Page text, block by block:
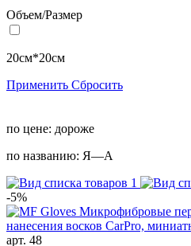
Объем/Размер
20см*20см
Применить Сбросить
по цене: дороже
по названию: Я—А
-5%
арт. 48